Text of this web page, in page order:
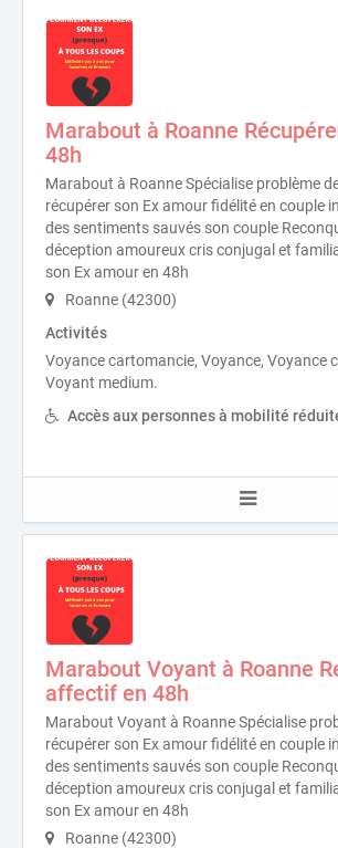
Marabout à Roanne
48h
Marabout à Roanne Spécialise problème
récupérer son Ex amour fidélité en couple
des sentiments sauvés son couple
déception amoureux cris conjugal et
son Ex amour en 48h
Roanne (42300)
Activités
Voyance cartomancie, Voyance, Voyance
Voyant medium.
Accès aux personnes à mobilité
Marabout Voyant à Roanne
affectif en 48h
Marabout Voyant à Roanne Spécialise
récupérer son Ex amour fidélité en couple
des sentiments sauvés son couple
déception amoureux cris conjugal et
son Ex amour en 48h
Roanne (42300)